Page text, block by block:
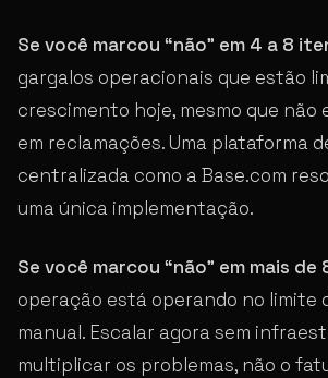
Se você marcou “não” em 4 a 8
gargalos operacionais que estão
crescimento hoje, mesmo que não
em reclamações. Uma plataforma
centralizada como a Base.com
uma única implementação.
Se você marcou “não” em mais de
operação está operando no limite
manual. Escalar agora sem
multiplicar os problemas, não o